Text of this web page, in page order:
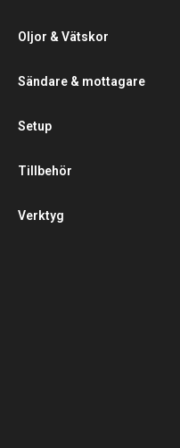
Oljor & Vätskor
Sändare & mottagare
Setup
Tillbehör
Verktyg